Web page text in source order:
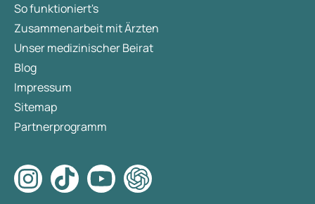
So funktioniert's
Zusammenarbeit mit Ärzten
Unser medizinischer Beirat
Blog
Impressum
Sitemap
Partnerprogramm